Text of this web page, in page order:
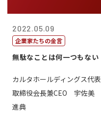
2022.05.09
企業家たちの金言
無駄なことは何一つもない
カルタホールディングス代表
取締役会長兼CEO 宇佐美
進典